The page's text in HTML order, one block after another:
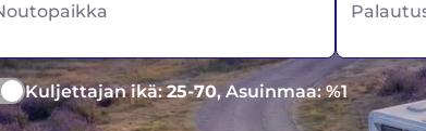
Kuljettajan ikä:25-70, Asuinmaa: %1